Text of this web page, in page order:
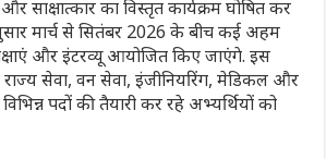
साक्षात्कार का विस्तृत कार्यक्रम घोषित कर
मार्च से सितंबर 2026 के बीच कई अहम
और इंटरव्यू आयोजित किए जाएंगे. इस
सेवा, वन सेवा, इंजीनियरिंग, मेडिकल और
पदों की तैयारी कर रहे अभ्यर्थियों को